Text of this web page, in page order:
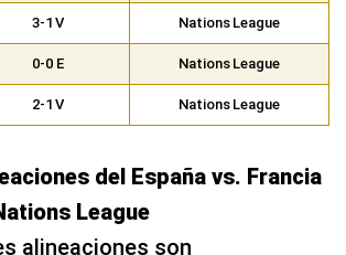
del España vs. Francia
League
alineaciones son
Mientras falten pocas horas
para el partido España vs.
5 de junio de 2025.